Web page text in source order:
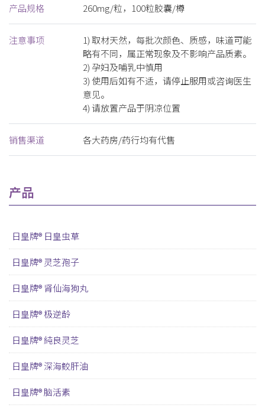
产品规格 260mg/粒，100粒胶囊/樽
注意事项
1) 取材天然，每批次颜色、质感，味道可能
略有不同，属正常现象及不影响产品质素。
2) 孕妇及哺乳中慎用
3) 使用后如有不适，请停止服用或咨询医生
意见。
4) 请放置产品于阴凉位置
销售渠道 各大药房/药行均有代售
产品
日皇牌® 日皇虫草
日皇牌® 灵芝孢子
日皇牌® 肾仙海狗丸
日皇牌® 极逆龄
日皇牌® 純良灵芝
日皇牌® 深海鲛肝油
日皇牌® 脑活素